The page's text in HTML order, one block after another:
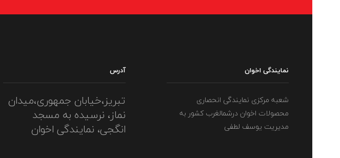
نمایندگی اخوان
شعبه مرکزی نمایندگی انحصاری
محصولات اخوان درشمالغرب کشور به
مدیریت یوسف لطفی
آدرس
تبریز،خیابان جمهوری،میدان
نماز، نرسیده به مسجد
انگجی، نمایندگی اخوان